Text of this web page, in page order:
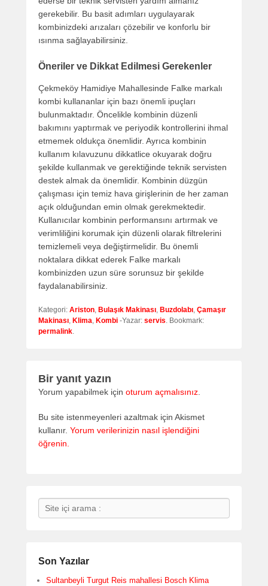
gerekebilir. Bu basit adımları uygulayarak
kombinizdeki arızaları çözebilir ve konforlu bir
ısınma sağlayabilirsiniz.
Öneriler ve Dikkat Edilmesi Gerekenler
Çekmeköy Hamidiye Mahallesinde Falke markalı
kombi kullananlar için bazı önemli ipuçları
bulunmaktadır. Öncelikle kombinin düzenli
bakımını yaptırmak ve periyodik kontrollerini ihmal
etmemek oldukça önemlidir. Ayrıca kombinin
kullanım kılavuzunu dikkatlice okuyarak doğru
şekilde kullanmak ve gerektiğinde teknik servisten
destek almak da önemlidir. Kombinin düzgün
çalışması için temiz hava girişlerinin de her zaman
açık olduğundan emin olmak gerekmektedir.
Kullanıcılar kombinin performansını artırmak ve
verimliliğini korumak için düzenli olarak filtrelerini
temizlemeli veya değiştirmelidir. Bu önemli
noktalara dikkat ederek Falke markalı
kombinizden uzun süre sorunsuz bir şekilde
faydalanabilirsiniz.
Kategori: Ariston, Bulaşık Makinası, Buzdolabı, Çamaşır
Makinası, Klima, Kombi -Yazar: servis. Bookmark:
permalink.
Bir yanıt yazın
Yorum yapabilmek için oturum açmalısınız
Bu site istenmeyenleri azaltmak için Akismet
kullanır. Yorum verilerinizin nasıl işlendiğini
öğrenin.
Search
Son Yazılar
Sultanbeyli Turgut Reis mahallesi Bosch Klima